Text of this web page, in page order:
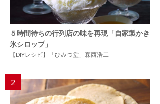
５時間待ちの行列店の味を再現「自家製かき
氷シロップ」
【DIYレシピ】「ひみつ堂」森西浩二
2